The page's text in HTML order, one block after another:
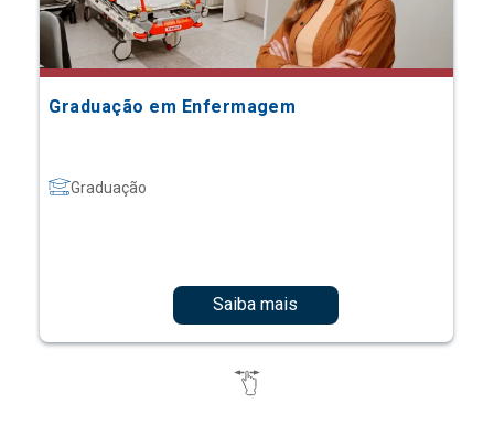
Graduação em Enfermagem
Graduação
Saiba mais